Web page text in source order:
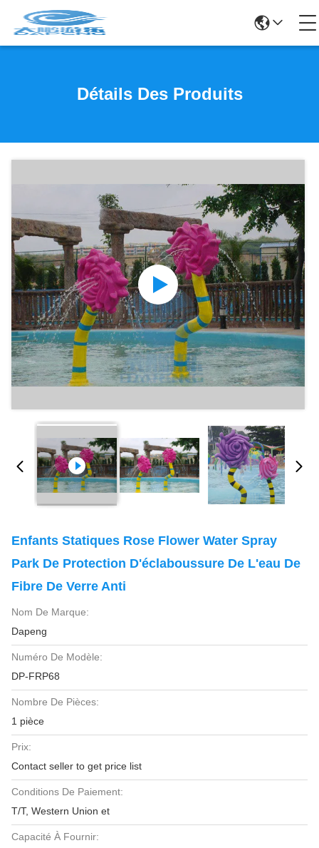
Détails Des Produits
Enfants Statiques Rose Flower Water Spray
Park De Protection D'éclaboussure De L'eau De
Fibre De Verre Anti
Nom De Marque:
Dapeng
Numéro De Modèle:
DP-FRP68
Nombre De Pièces:
1 pièce
Prix:
Contact seller to get price list
Conditions De Paiement:
T/T, Western Union et
Capacité À Fournir: